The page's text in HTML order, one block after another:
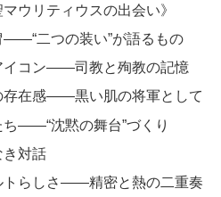
ウリティウスの出会い》
――“二つの装い”が語るもの
イコン――司教と殉教の記憶
存在感――黒い肌の将軍として
――“沈黙の舞台”づくり
対話
トらしさ――精密と熱の二重奏